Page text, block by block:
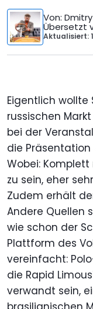
Von:
Übersetzt
Aktualisiert:
Eigentlich wollte
russischen
bei der
die
Wobei:
zu sein, eher
Zudem erhält
Andere Quellen
wie schon der
Plattform des
vereinfacht:
die Rapid
verwandt sein,